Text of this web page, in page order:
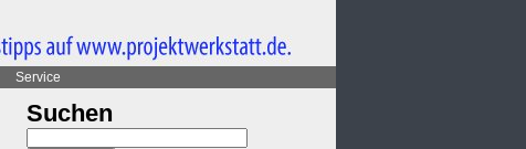
Service
Suchen